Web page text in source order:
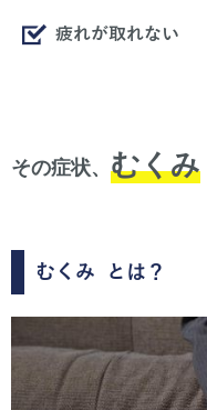
疲れが取れない
その症状、 むくみ
むくみ とは？